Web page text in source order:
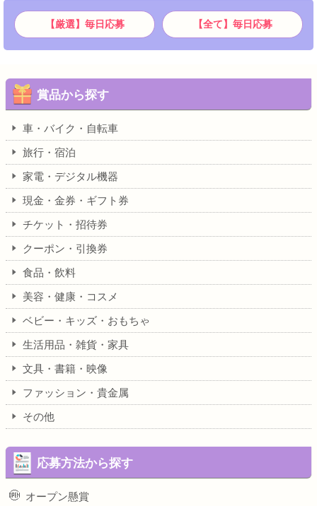
【厳選】毎日応募 【全て】毎日応募
賞品から探す
車・バイク・自転車
旅行・宿泊
家電・デジタル機器
現金・金券・ギフト券
チケット・招待券
クーポン・引換券
食品・飲料
美容・健康・コスメ
ベビー・キッズ・おもちゃ
生活用品・雑貨・家具
文具・書籍・映像
ファッション・貴金属
その他
応募方法から探す
オープン懸賞